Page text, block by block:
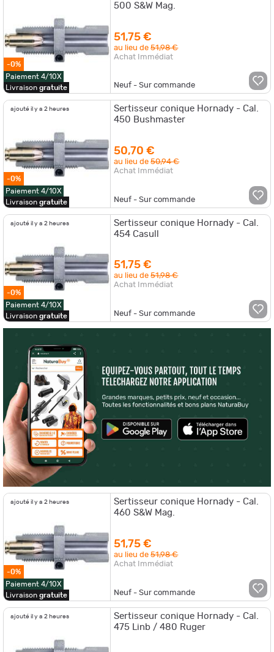
-0%
Paiement 4/10X
Livraison gratuite
500 S&W Mag.
51,75 €
au lieu de51,98 €
Achat Immédiat
Neuf - Sur commande
ajouté il y a 2 heures
-0%
Paiement 4/10X
Livraison gratuite
Sertisseur conique Hornady - Cal.
450 Bushmaster
50,70 €
au lieu de50,94 €
Achat Immédiat
Neuf - Sur commande
ajouté il y a 2 heures
-0%
Paiement 4/10X
Livraison gratuite
Sertisseur conique Hornady - Cal.
454 Casull
51,75 €
au lieu de51,98 €
Achat Immédiat
Neuf - Sur commande
ajouté il y a 2 heures
-0%
Paiement 4/10X
Livraison gratuite
Sertisseur conique Hornady - Cal.
460 S&W Mag.
51,75 €
au lieu de51,98 €
Achat Immédiat
Neuf - Sur commande
ajouté il y a 2 heures
Sertisseur conique Hornady - Cal.
475 Linb / 480 Ruger